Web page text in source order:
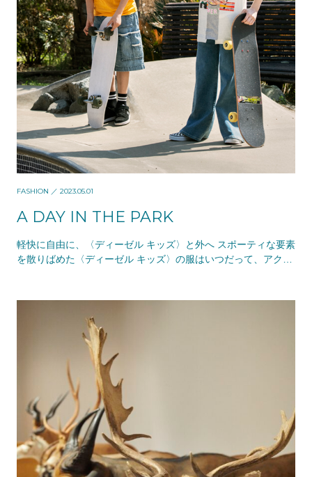
FASHION ／ 2023.05.01
A DAY IN THE PARK
軽快に自由に、〈ディーゼル キッズ〉と外へ スポーティな要素
を散りばめた〈ディーゼル キッズ〉の服はいつだって、アクテ